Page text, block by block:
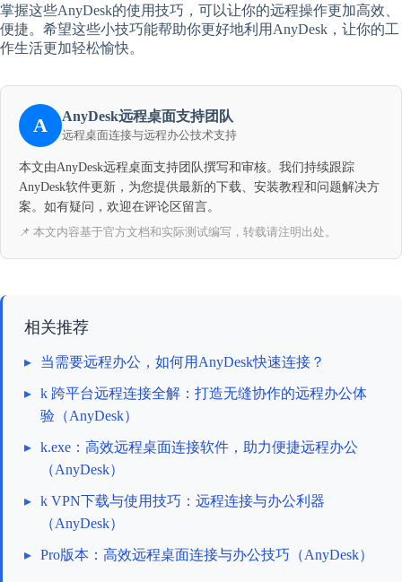
掌握这些AnyDesk的使用技巧，可以让你的远程操作更加高效、
便捷。希望这些小技巧能帮助你更好地利用AnyDesk，让你的工
作生活更加轻松愉快。
A AnyDesk远程桌面支持团队
远程桌面连接与远程办公技术支持
本文由AnyDesk远程桌面支持团队撰写和审核。我们持续跟踪
AnyDesk软件更新，为您提供最新的下载、安装教程和问题解决方
案。如有疑问，欢迎在评论区留言。
📌 本文内容基于官方文档和实际测试编写，转载请注明出处。
相关推荐
▸ 当需要远程办公，如何用AnyDesk快速连接？
▸ k 跨平台远程连接全解：打造无缝协作的远程办公体
验（AnyDesk）
▸ k.exe：高效远程桌面连接软件，助力便捷远程办公
（AnyDesk）
▸ k VPN下载与使用技巧：远程连接与办公利器
（AnyDesk）
▸ Pro版本：高效远程桌面连接与办公技巧（AnyDesk）